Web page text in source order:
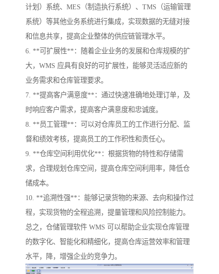
计划）系统、MES（制造执行系统）、TMS（运输管理
系统）等其他业务系统进行集成，实现数据的无缝对接
和信息共享，提高企业整体的供应链管理水平。
6. **可扩展性**：随着企业业务的发展和仓库规模的扩
大，WMS 应具有良好的可扩展性，能够灵活适应新的
业务需求和仓库管理要求。
7. **提高客户满意度**：通过快速准确地处理订单，及
时响应客户需求，提高客户满意度和忠诚度。
8. **员工管理**：可以对仓库员工的工作进行分配、监
督和绩效考核，提高员工的工作积性和责任心。
9. **仓库空间利用优化**：根据货物的特性和存储需
求，合理规划仓库空间，提高仓库空间利用率，降低仓
储成本。
10. **追溯性强**：能够记录货物的来源、去向和操作过
程，实现货物的全程追溯，提量管理和风险控制能力。
总之，仓储管理软件 WMS 可以帮助企业实现仓库管理
的数字化、智能化和精细化，提高仓库运营效率和管理
水平，降，增强企业的竞争力。